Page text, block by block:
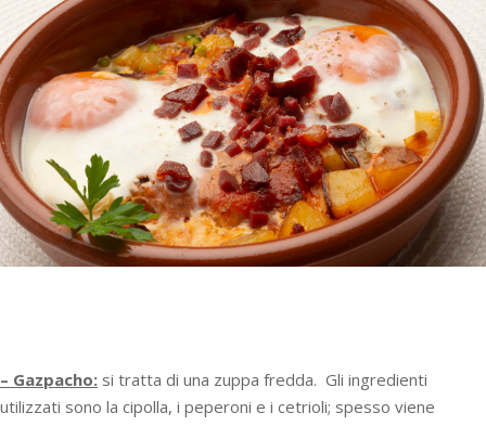
– Gazpacho: si tratta di una zuppa fredda. Gli ingredienti
utilizzati sono la cipolla, i peperoni e i cetrioli; spesso viene